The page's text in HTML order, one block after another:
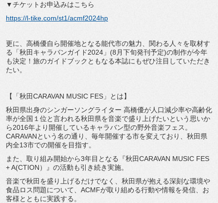
▼チケットお申込みはこちら
https://l-tike.com/st1/acmf2024hp
更に、高橋優自ら開催地となる能代市の魅力、関わる人々を取材す
る「秋田キャラバンガイド2024」(8月下旬発刊予定)の制作が今年
も決定！旅のガイドブックともなる本誌にもぜひ注目していただき
たい。
【「秋田CARAVAN MUSIC FES」とは】
秋田県出身のシンガーソングライター 高橋優が人口減少率や高齢化
率が全国１位と言われる秋田県を音楽で盛り上げたいという思いか
ら2016年より開催しているキャラバン型の野外音楽フェス。
CARAVANという名の通り、毎年開催する市を変えており、秋田県
内全13市での開催を目指す。
また、取り組み開始から3年目となる『秋田CARAVAN MUSIC FES
+ A(CTION）』の活動も引き続き実施。
音楽で秋田を盛り上げるだけでなく、秋田県が抱える深刻な環境や
食品ロス問題について、ACMFが取り組める行動や情報を発信、お
客様とともに実践する。